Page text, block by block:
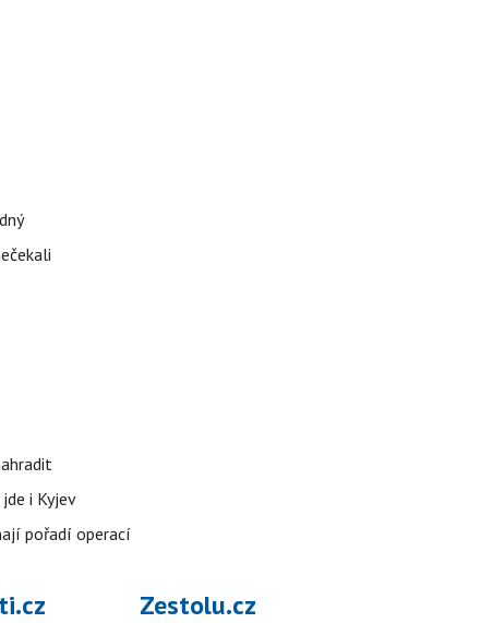
i Kyjev
pořadí operací
Zestolu.cz